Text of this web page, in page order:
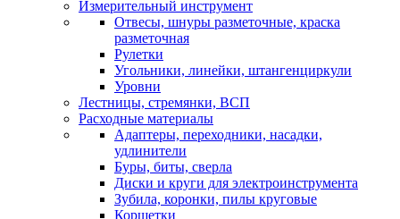
Измерительный инструмент
Отвесы, шнуры разметочные, краска
разметочная
Рулетки
Угольники, линейки, штангенциркули
Уровни
Лестницы, стремянки, ВСП
Расходные материалы
Адаптеры, переходники, насадки,
удлинители
Буры, биты, сверла
Диски и круги для электроинструмента
Зубила, коронки, пилы круговые
Корщетки